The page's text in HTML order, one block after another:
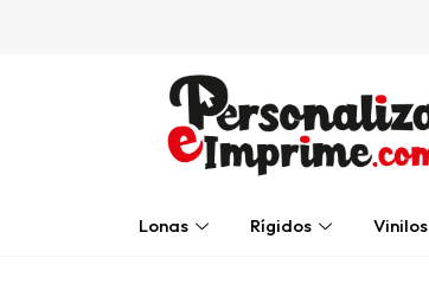
Lonas Rígidos Vinilos